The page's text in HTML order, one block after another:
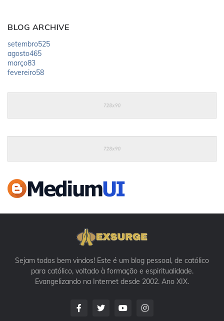
BLOG ARCHIVE
setembro525
agosto465
março83
fevereiro58
Sejam todos bem vindos! Este é um blog pessoal, de católico
para católico, voltado à formação e espiritualidade.
Evangelizando na Internet desde 2002. Ano XIX.